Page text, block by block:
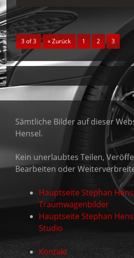
3 of 3 « Zurück 1 2 3
Sämtliche Bilder auf dieser
Hensel.
Kein unerlaubtes Teilen,
Bearbeiten oder
Hauptseite Stephan
Traumwagenbilder
Hauptseite Stephan
Studio
Kontakt